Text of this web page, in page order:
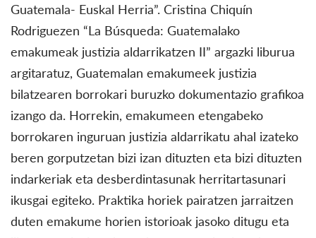
Guatemala- Euskal Herria”. Cristina Chiquín
Rodriguezen “La Búsqueda: Guatemalako
emakumeak justizia aldarrikatzen II” argazki liburua
argitaratuz, Guatemalan emakumeek justizia
bilatzearen borrokari buruzko dokumentazio grafikoa
izango da. Horrekin, emakumeen etengabeko
borrokaren inguruan justizia aldarrikatu ahal izateko
beren gorputzetan bizi izan dituzten eta bizi dituzten
indarkeriak eta desberdintasunak herritartasunari
ikusgai egiteko. Praktika horiek pairatzen jarraitzen
duten emakume horien istorioak jasoko ditugu eta